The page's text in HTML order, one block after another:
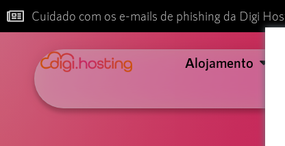
Cuidado com os e-mails de phishing da Digi
Alojamento